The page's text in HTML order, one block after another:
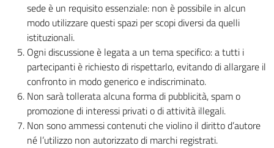
sede è un requisito essenziale: non è possibile in alcun
modo utilizzare questi spazi per scopi diversi da quelli
istituzionali.
Ogni discussione è legata a un tema specifico: a tutti i
partecipanti è richiesto di rispettarlo, evitando di allargare il
confronto in modo generico e indiscriminato.
Non sarà tollerata alcuna forma di pubblicità, spam o
promozione di interessi privati o di attività illegali.
Non sono ammessi contenuti che violino il diritto d’autore
né l’utilizzo non autorizzato di marchi registrati.